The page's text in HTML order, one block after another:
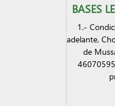
BASES
1.-
adelante,
de